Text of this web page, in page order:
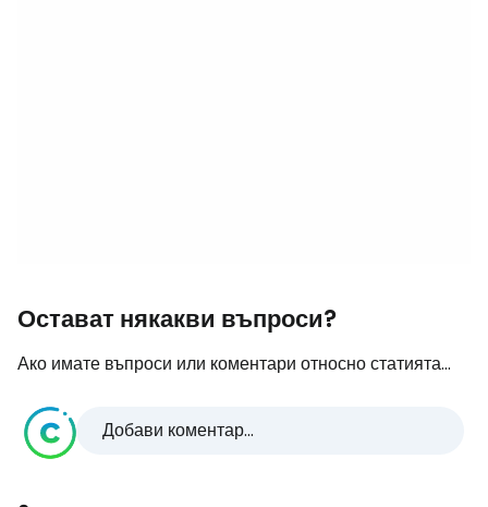
Остават някакви въпроси?
Ако имате въпроси или коментари относно статията...
Добави коментар...